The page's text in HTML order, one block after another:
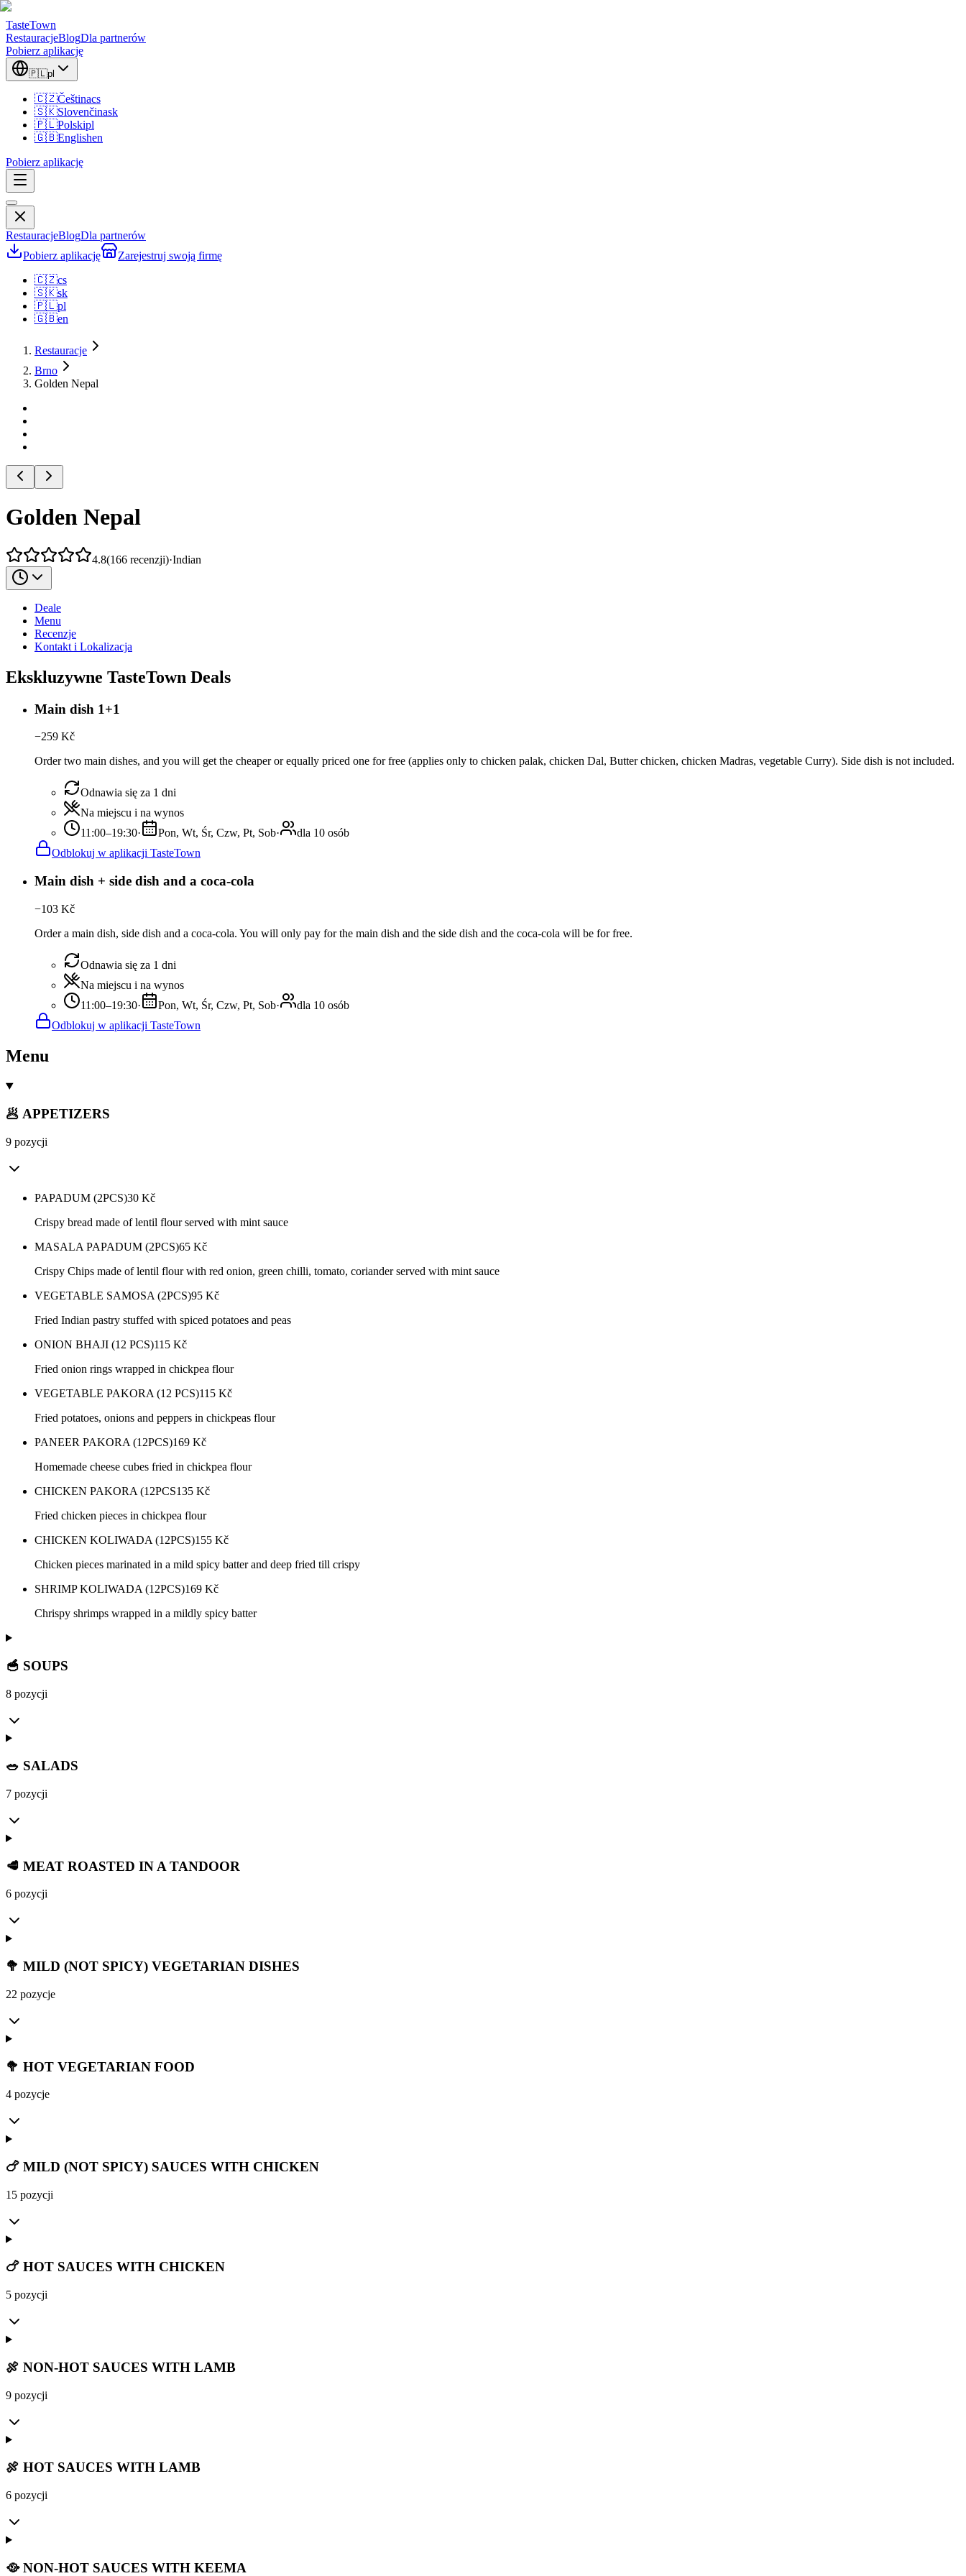
TasteTown
RestauracjeBlogDla partnerów
Pobierz aplikację
🇵🇱pl
🇨🇿Češtinacs
🇸🇰Slovenčinask
🇵🇱Polskipl
🇬🇧Englishen
Pobierz aplikację
RestauracjeBlogDla partnerów
Pobierz aplikację
Zarejestruj swoją firmę
🇨🇿cs
🇸🇰sk
🇵🇱pl
🇬🇧en
Restauracje
Brno
Golden Nepal
Golden Nepal
4.8(166 recenzji)·Indian
Deale
Menu
Recenzje
Kontakt i Lokalizacja
Ekskluzywne TasteTown Deals
Main dish 1+1
−259 Kč
Order two main dishes, and you will get the cheaper or equally priced one for free (applies only to chicken palak, chicken Dal, Butter chicken, chicken Madras, vegetable Curry). Side dish is not included.
Odnawia się za 1 dni
Na miejscu i na wynos
11:00–19:30· Pon, Wt, Śr, Czw, Pt, Sob·
dla 10 osób
Odblokuj w aplikacji TasteTown
Main dish + side dish and a coca-cola
−103 Kč
Order a main dish, side dish and a coca-cola. You will only pay for the main dish and the side dish and the coca-cola will be for free.
Odnawia się za 1 dni
Na miejscu i na wynos
11:00–19:30· Pon, Wt, Śr, Czw, Pt, Sob·
dla 10 osób
Odblokuj w aplikacji TasteTown
Menu
🥟 APPETIZERS
9 pozycji
PAPADUM (2PCS)30 Kč
Crispy bread made of lentil flour served with mint sauce
MASALA PAPADUM (2PCS)65 Kč
Crispy Chips made of lentil flour with red onion, green chilli, tomato, coriander served with mint sauce
VEGETABLE SAMOSA (2PCS)95 Kč
Fried Indian pastry stuffed with spiced potatoes and peas
ONION BHAJI (12 PCS)115 Kč
Fried onion rings wrapped in chickpea flour
VEGETABLE PAKORA (12 PCS)115 Kč
Fried potatoes, onions and peppers in chickpeas flour
PANEER PAKORA (12PCS)169 Kč
Homemade cheese cubes fried in chickpea flour
CHICKEN PAKORA (12PCS135 Kč
Fried chicken pieces in chickpea flour
CHICKEN KOLIWADA (12PCS)155 Kč
Chicken pieces marinated in a mild spicy batter and deep fried till crispy
SHRIMP KOLIWADA (12PCS)169 Kč
Chrispy shrimps wrapped in a mildly spicy batter
🥣 SOUPS
8 pozycji
🥗 SALADS
7 pozycji
🥩 MEAT ROASTED IN A TANDOOR
6 pozycji
🥦 MILD (NOT SPICY) VEGETARIAN DISHES
22 pozycje
🥦 HOT VEGETARIAN FOOD
4 pozycje
🍗 MILD (NOT SPICY) SAUCES WITH CHICKEN
15 pozycji
🍗 HOT SAUCES WITH CHICKEN
5 pozycji
🍖 NON-HOT SAUCES WITH LAMB
9 pozycji
🍖 HOT SAUCES WITH LAMB
6 pozycji
🥘 NON-HOT SAUCES WITH KEEMA